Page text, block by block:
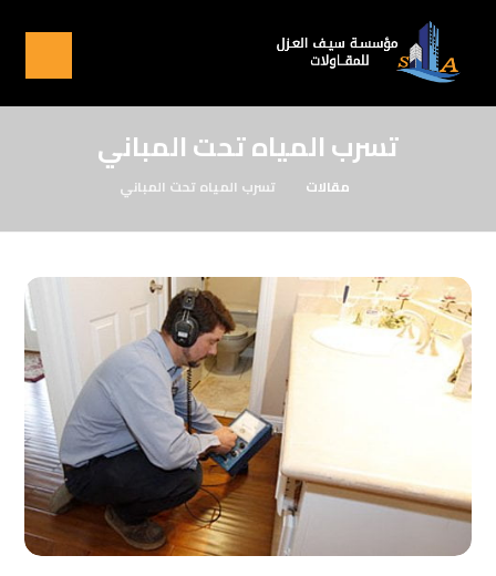
تسرب المياه تحت المباني
مقالات تسرب المياه تحت المباني